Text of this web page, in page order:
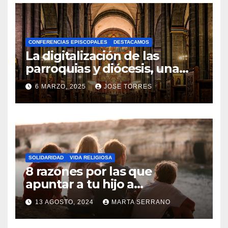
O
H
A
Y
C
O
M
N
T
A
R
I
O
S
CONFERENCIAS EPISCOPALES DESTACAMOS
La digitalización de las
parroquias y diócesis, una
realidad ya para el futuro de
la Iglesia
6 MARZO, 2025 JOSE TORRES
N
O
H
A
Y
SOLIDARIDAD VIDA RELIGIOSA
8 razones por las que
apuntar a tu hijo a
Catequesis
13 AGOSTO, 2024 MARTA SERRANO
N